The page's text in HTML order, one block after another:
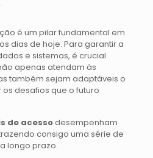
é um pilar fundamental em
dias de hoje. Para garantir a
e sistemas, é crucial
apenas atendam às
também sejam adaptáveis o
desafios que o futuro
de acessodesempenham
consigo uma série de
longo prazo.